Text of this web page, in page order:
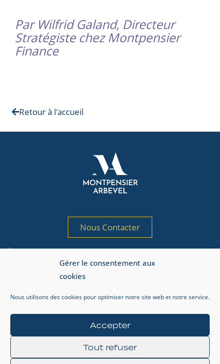
Gérer le consentement aux
cookies
Nous utilisons des cookies pour optimiser notre site web et notre service.
Accepter
Tout refuser
Par Wilfrid Galand, Directeur
Stratégiste chez Montpensier
Finance
Retour à l'accueil
Nous Contacter
par l’AMF sous le n° GP 97-125
Adresse AMF : 17, place de la Bourse, 75002 Paris.